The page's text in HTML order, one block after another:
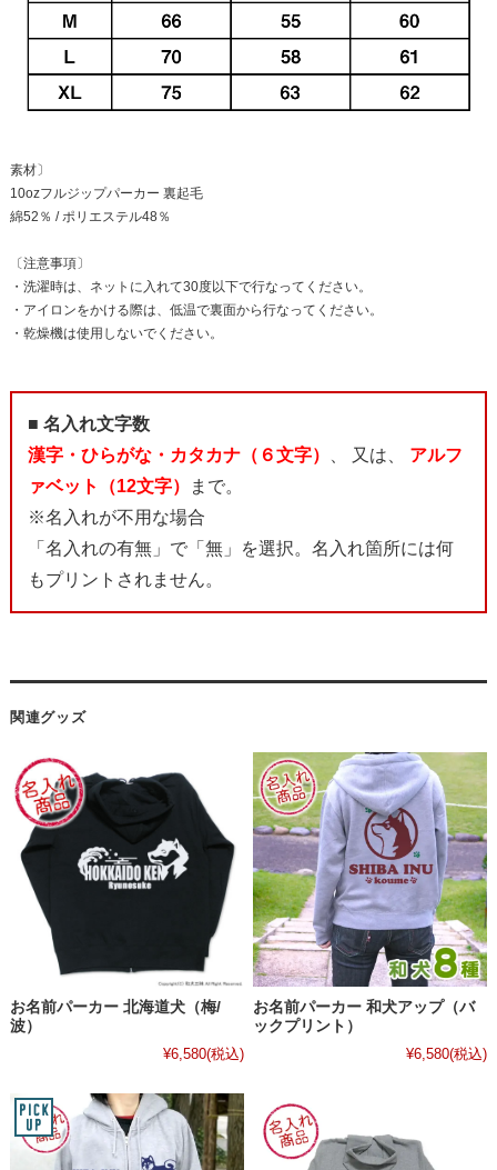
素材〕
10ozフルジップパーカー 裏起毛
綿52％ / ポリエステル48％
〔注意事項〕
・洗濯時は、ネットに入れて30度以下で行なってください。
・アイロンをかける際は、低温で裏面から行なってください。
・乾燥機は使用しないでください。
■ 名入れ文字数
漢字・ひらがな・カタカナ（６文字）
、 又は、 アルフ
ァベット（12文字）
まで。
※名入れが不用な場合
「名入れの有無」で「無」を選択。名入れ箇所には何
もプリントされません。
関連グッズ
お名前パーカー 北海道犬（梅/
波）
¥6,580(税込)
お名前パーカー 和犬アップ（バ
ックプリント）
¥6,580(税込)